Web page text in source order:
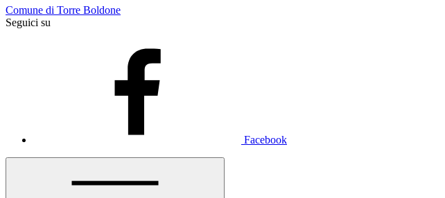
Comune di Torre Boldone
Seguici su
Facebook